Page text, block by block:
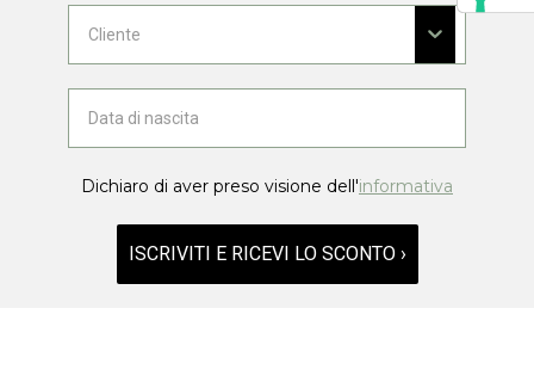
Dichiaro di aver preso visione dell'informativa
ISCRIVITI E RICEVI LO SCONTO ›